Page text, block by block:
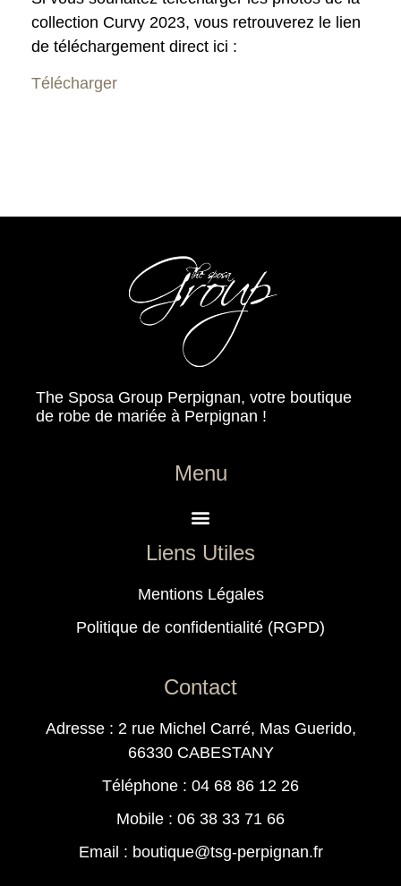
collection Curvy 2023, vous retrouverez le lien
de téléchargement direct ici :
Télécharger
The Sposa Group Perpignan, votre boutique
de robe de mariée à Perpignan !
Menu
Liens Utiles
Mentions Légales
Politique de confidentialité (RGPD)
Contact
Adresse : 2 rue Michel Carré, Mas Guerido,
66330 CABESTANY
Téléphone : 04 68 86 12 26
Mobile : 06 38 33 71 66
Email : boutique@tsg-perpignan.fr